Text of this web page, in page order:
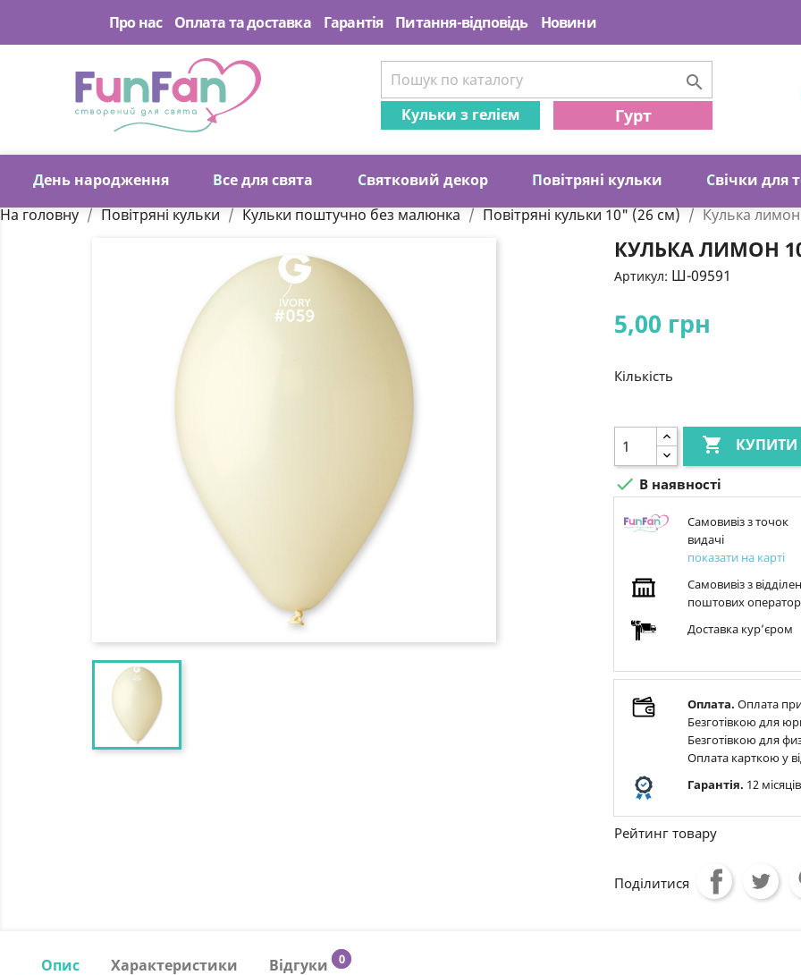
Про нас Оплата та доставка Гарантія Питання-відповідь Новини
День народження Все для свята Святковий декор Повітряні кульки Свічки для

Кульки з гелієм Гурт
На головну Повітряні кульки Кульки поштучно без малюнка Повітряні кульки 10" (26 см) Кулька
КУЛЬКА ЛИМОН
Артикул: Ш-09591
5,00 грн
Кількість
 КУПИТИ
 В наявності
Самовивіз з точок
видачі
показати на карті
Самовивіз з
поштових
Доставка курʼєром
Оплата. Оплата
Безготівкою для
Безготівкою для
Оплата карткою у
Гарантія. 12
Рейтинг товару
Поділитися
Опис Характеристики Відгуки 0